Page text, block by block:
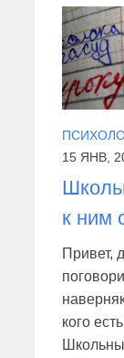
15 ЯНВ,
к ним
Привет,
кого